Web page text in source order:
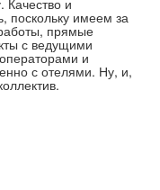
Качество и
поскольку имеем за
прямые
с ведущими
и
с отелями. Ну, и,